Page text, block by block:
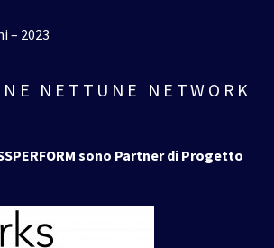
– 2023
NETTUNE NETWORK
sono Partner di Progetto